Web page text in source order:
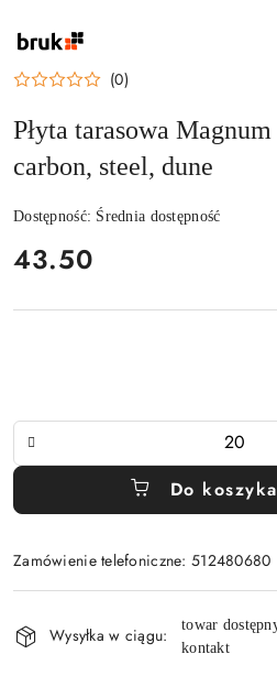
NAZWA
PRODUCENTA:
(0)
Płyta tarasowa
carbon, steel, dune
Dostępność: Średnia dostępność
cena:
43.50
Do koszyka
Zamówienie telefoniczne: 512480680
Wyślij
i
Wysyłka w ciągu:
towar
kontakt